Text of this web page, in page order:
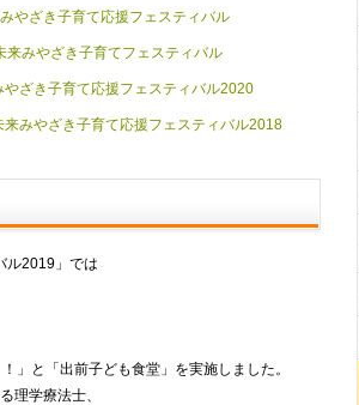
やざき子育て応援フェスティバル
来みやざき子育てフェスティバル
ざき子育て応援フェスティバル2020
来みやざき子育て応援フェスティバル2018
ル2019」では
」と「出前子ども食堂」を実施しました。
理学療法士、